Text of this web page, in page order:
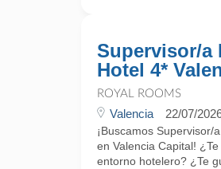
Supervisor/a
Hotel 4*
ROYAL ROOMS
Valencia 22/07/
¡Buscamos
en Valencia Capital!
entorno hotelero? ¿Te